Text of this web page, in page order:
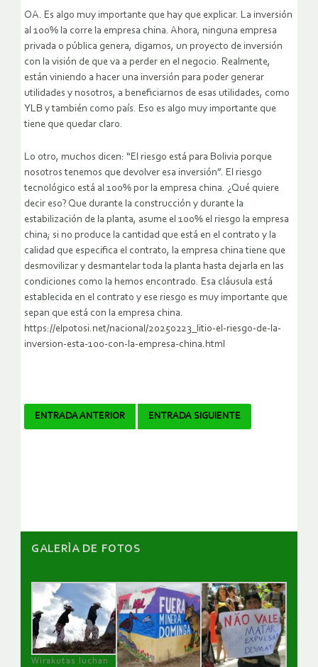
OA. Es algo muy importante que hay que explicar. La inversión
al 100% la corre la empresa china. Ahora, ninguna empresa
privada o pública genera, digamos, un proyecto de inversión
con la visión de que va a perder en el negocio. Realmente,
están viniendo a hacer una inversión para poder generar
utilidades y nosotros, a beneficiarnos de esas utilidades, como
YLB y también como país. Eso es algo muy importante que
tiene que quedar claro.
Lo otro, muchos dicen: “El riesgo está para Bolivia porque
nosotros tenemos que devolver esa inversión”. El riesgo
tecnológico está al 100% por la empresa china. ¿Qué quiere
decir eso? Que durante la construcción y durante la
estabilización de la planta, asume el 100% el riesgo la empresa
china; si no produce la cantidad que está en el contrato y la
calidad que especifica el contrato, la empresa china tiene que
desmovilizar y desmantelar toda la planta hasta dejarla en las
condiciones como la hemos encontrado. Esa cláusula está
establecida en el contrato y ese riesgo es muy importante que
sepan que está con la empresa china.
https://elpotosi.net/nacional/20250223_litio-el-riesgo-de-la-
inversion-esta-100-con-la-empresa-china.html
Navegador
ENTRADA ANTERIOR ENTRADA SIGUIENTE
GALERÌA DE FOTOS
Wirakutas luchan